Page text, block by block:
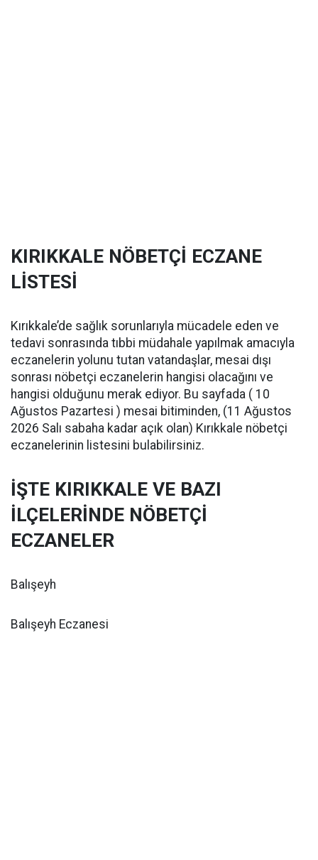
KIRIKKALE NÖBETÇİ ECZANE
LİSTESİ
Kırıkkale’de sağlık sorunlarıyla mücadele eden ve
tedavi sonrasında tıbbi müdahale yapılmak amacıyla
eczanelerin yolunu tutan vatandaşlar, mesai dışı
sonrası nöbetçi eczanelerin hangisi olacağını ve
hangisi olduğunu merak ediyor. Bu sayfada ( 10
Ağustos Pazartesi ) mesai bitiminden, (11 Ağustos
2026 Salı sabaha kadar açık olan) Kırıkkale nöbetçi
eczanelerinin listesini bulabilirsiniz.
İŞTE KIRIKKALE VE BAZI
İLÇELERİNDE NÖBETÇİ
ECZANELER
Balışeyh
Balışeyh Eczanesi